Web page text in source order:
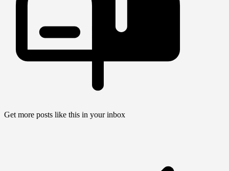
Get more posts like this in your inbox